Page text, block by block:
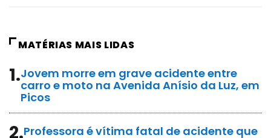
MATÉRIAS MAIS LIDAS
1.Jovem morre em grave acidente entre
carro e moto na Avenida Anísio da Luz, em
Picos
2.Professora é vítima fatal de acidente que